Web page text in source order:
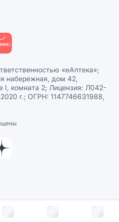
персональных данных
«еАптека»;
набережная, дом 42,
I, комната 2; Лицензия: Л042-
г.; ОГРН: 1147746631988,